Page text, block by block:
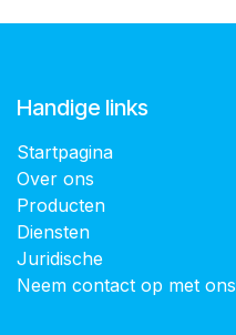
Handige links
Startpagina
Over ons
Producten
Diensten
Juridische
Neem contact op met ons